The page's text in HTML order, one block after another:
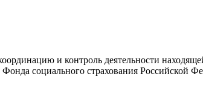
и контроль деятельности
социального страхования Российской